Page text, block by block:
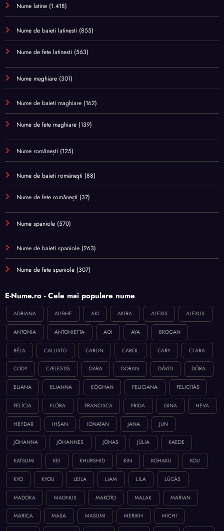
Nume latine (1.418)
Nume de baieti latinesti (855)
Nume de fete latinesti (563)
Nume maghiare (301)
Nume de baieti maghiare (162)
Nume de fete maghiare (139)
Nume românești (125)
Nume de baieti românești (88)
Nume de fete românești (37)
Nume spaniole (570)
Nume de baieti spaniole (263)
Nume de fete spaniole (307)
E-Nume.ro - Cele mai populare nume
ADRIANA AILBHE AKI AKIRA ALEXIS ALEXUS
ANTONIA ANTONIETTA AOI AYA BROGAN
BÉLA CALLISTO CARLIN CAROL CARY CLARA
CODY CÆLESTIS DARA DORAN DÁVID DÓRA
ELIANA ELIANNA EÓGHAN FELICIANA FELICITÁS
FELÍCIA FLÓRA FRANCISCA FRIDA GINA HEVA
HEYDAR IHSAN IONATAN JANA JUN
JÓHANNA JÓHANNES JÓNAS JÚLIA KAEDE
KATSUMI KEI KHURSHID KIN KOHAKU KOU
KYO KYOU LEILA LIAM LILA LÚCÁS
MADOKA MAGNUS MAKOTO MALAK MARIAN
MARICA MASA MASUMI MERIKH MICHI